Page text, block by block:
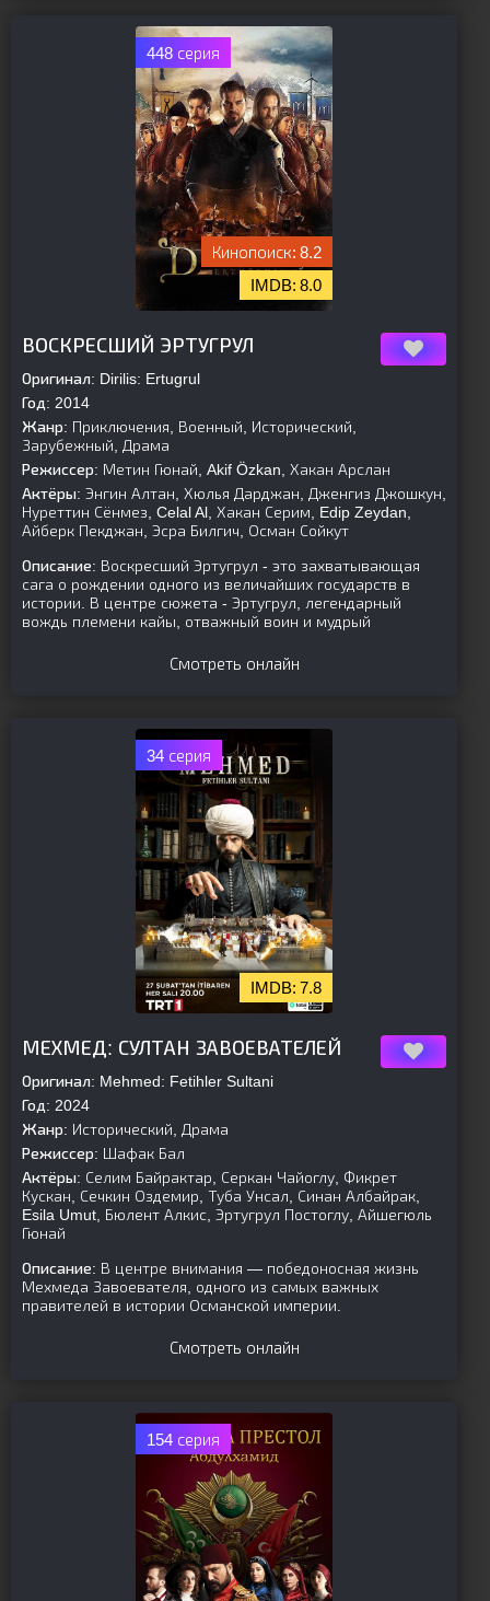
448 серия
8.2
8.0
ВОСКРЕСШИЙ ЭРТУГРУЛ
Оригинал: Dirilis: Ertugrul
Год: 2014
Жанр: Приключения, Военный, Исторический,
Зарубежный, Драма
Режиссер: Метин Гюнай, Akif Özkan, Хакан Арслан
Актёры: Энгин Алтан, Хюлья Дарджан, Дженгиз Джошкун,
Нуреттин Сёнмез, Celal Al, Хакан Серим, Edip Zeydan,
Айберк Пекджан, Эсра Билгич, Осман Сойкут
Описание: Воскресший Эртугрул - это захватывающая
сага о рождении одного из величайших государств в
истории. В центре сюжета - Эртугрул, легендарный
вождь племени кайы, отважный воин и мудрый
Смотреть онлайн
34 серия
7.8
МЕХМЕД: СУЛТАН ЗАВОЕВАТЕЛЕЙ
Оригинал: Mehmed: Fetihler Sultani
Год: 2024
Жанр: Исторический, Драма
Режиссер: Шафак Бал
Актёры: Селим Байрактар, Серкан Чайоглу, Фикрет
Кускан, Сечкин Оздемир, Туба Унсал, Синан Албайрак,
Esila Umut, Бюлент Алкис, Эртугрул Постоглу, Айшегюль
Гюнай
Описание: В центре внимания — победоносная жизнь
Мехмеда Завоевателя, одного из самых важных
правителей в истории Османской империи.
Смотреть онлайн
154 серия